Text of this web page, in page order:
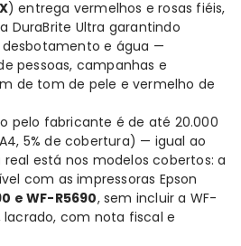
) entrega vermelhos e rosas fiéis,
Ultra garantindo
e água —
pessoas, campanhas e
de tom de pele e vermelho de
pelo fabricante é de até 20.000
5% de cobertura) — igual ao
real está nos modelos cobertos: a
com as impressoras Epson
e WF-R5690, sem incluir a WF-
lacrado, com nota fiscal e